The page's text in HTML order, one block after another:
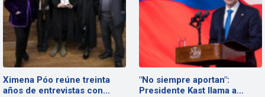
Ximena Póo reúne treinta
años de entrevistas con…
"No siempre aportan":
Presidente Kast llama a…